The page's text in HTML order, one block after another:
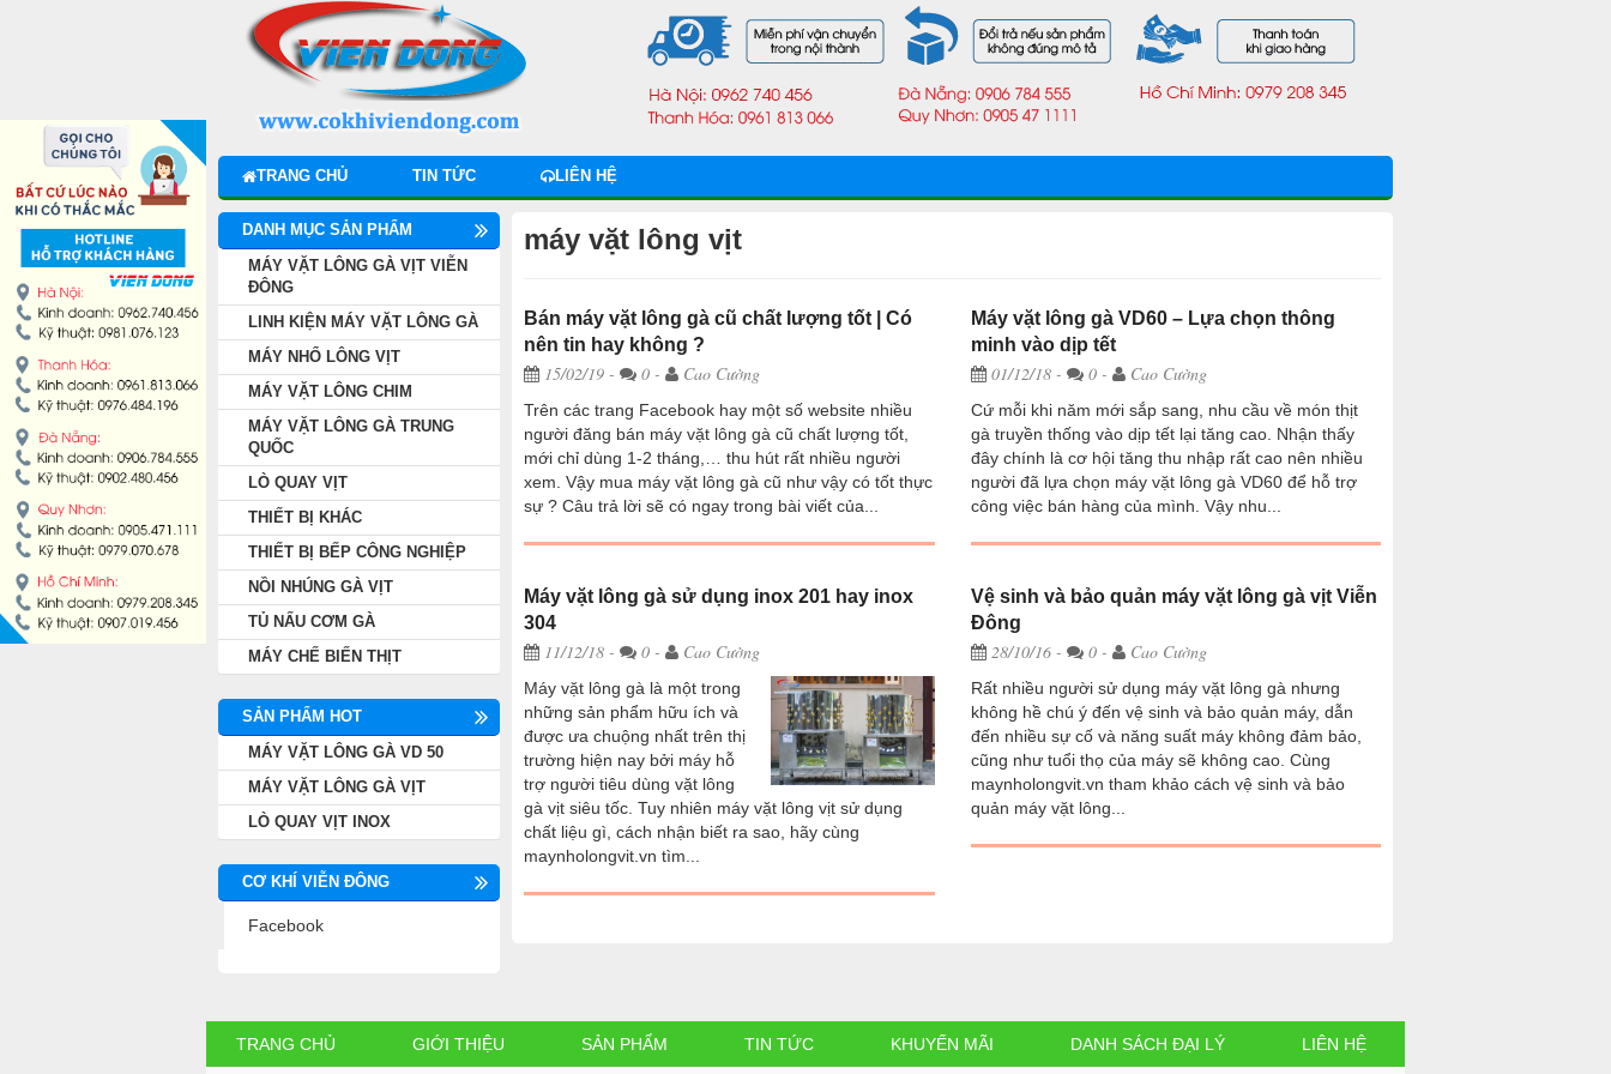
TRANG CHỦ TIN TỨC LIÊN HỆ
máy vặt lông vịt
Bán máy vặt lông gà cũ chất lượng tốt | Có
nên tin hay không ?
15/02/19 - 0 - Cao Cường
Trên các trang Facebook hay một số website nhiều
người đăng bán máy vặt lông gà cũ chất lượng tốt,
mới chỉ dùng 1-2 tháng,… thu hút rất nhiều người
xem. Vậy mua máy vặt lông gà cũ như vậy có tốt thực
sự ? Câu trả lời sẽ có ngay trong bài viết của...
Máy vặt lông gà sử dụng inox 201 hay inox
304
11/12/18 - 0 - Cao Cường
Máy vặt lông gà là một trong
những sản phẩm hữu ích và
được ưa chuộng nhất trên thị
trường hiện nay bởi máy hỗ
trợ người tiêu dùng vặt lông
gà vịt siêu tốc. Tuy nhiên máy vặt lông vịt sử dụng
chất liệu gì, cách nhận biết ra sao, hãy cùng
maynholongvit.vn tìm...
Máy vặt lông gà VD60 – Lựa chọn thông
minh vào dịp tết
01/12/18- 0 - Cao Cường
Cứ mỗi khi năm mới sắp sang, nhu cầu về món thịt
gà truyền thống vào dịp tết lại tăng cao. Nhận thấy
đây chính là cơ hội tăng thu nhập rất cao nên nhiều
người đã lựa chọn máy vặt lông gà VD60 để hỗ trợ
công việc bán hàng của mình. Vậy nhu...
Vệ sinh và bảo quản máy vặt lông gà vịt Viễn
Đông
28/10/16- 0 - Cao Cường
Rất nhiều người sử dụng máy vặt lông gà nhưng
không hề chú ý đến vệ sinh và bảo quản máy, dẫn
đến nhiều sự cố và năng suất máy không đảm bảo,
cũng như tuổi thọ của máy sẽ không cao. Cùng
maynholongvit.vn tham khảo cách vệ sinh và bảo
quản máy vặt lông...
DANH MỤC SẢN PHẨM
MÁY VẶT LÔNG GÀ VỊT VIỄN
ĐÔNG
LINH KIỆN MÁY VẶT LÔNG GÀ
MÁY NHỔ LÔNG VỊT
MÁY VẶT LÔNG CHIM
MÁY VẶT LÔNG GÀ TRUNG
QUỐC
LÒ QUAY VỊT
THIẾT BỊ KHÁC
THIẾT BỊ BẾP CÔNG NGHIỆP
NỒI NHÚNG GÀ VỊT
TỦ NẤU CƠM GÀ
MÁY CHẾ BIẾN THỊT
SẢN PHẨM HOT
MÁY VẶT LÔNG GÀ VD 50
MÁY VẶT LÔNG GÀ VỊT
LÒ QUAY VỊT INOX
CƠ KHÍ VIỄN ĐÔNG
Facebook
TRANG CHỦ GIỚI THIỆU SẢN PHẨM TIN TỨC KHUYẾN MÃI DANH SÁCH ĐẠI LÝ LIÊN HỆ
MÁY VẶT LÔNG GÀ VỊT VIỄN ĐÔNG
LINH KIỆN MÁY VẶT LÔNG GÀ
MÁY NHỔ LÔNG VỊT
MÁY VẶT LÔNG CHIM
MÁY VẶT LÔNG GÀ TRUNG QUỐC
LÒ QUAY VỊT
THIẾT BỊ KHÁC
THIẾT BỊ BẾP CÔNG NGHIỆP
TỦ NẤU CƠM GÀ